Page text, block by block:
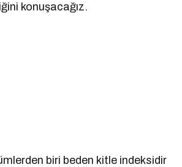
konuşacağız.
biri beden kitle indeksidir